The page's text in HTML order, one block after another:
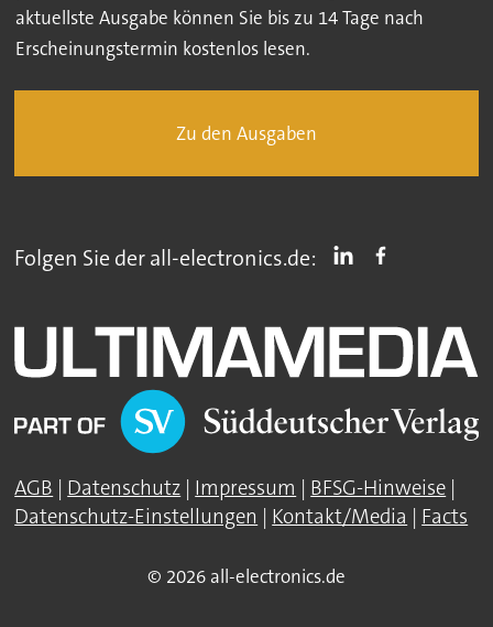
aktuellste Ausgabe können Sie bis zu 14 Tage nach
Erscheinungstermin kostenlos lesen.
Zu den Ausgaben
Folgen Sie der all-electronics.de:
AGB | Datenschutz | Impressum | BFSG-Hinweise |
Datenschutz-Einstellungen | Kontakt/Media | Facts
© 2026 all-electronics.de